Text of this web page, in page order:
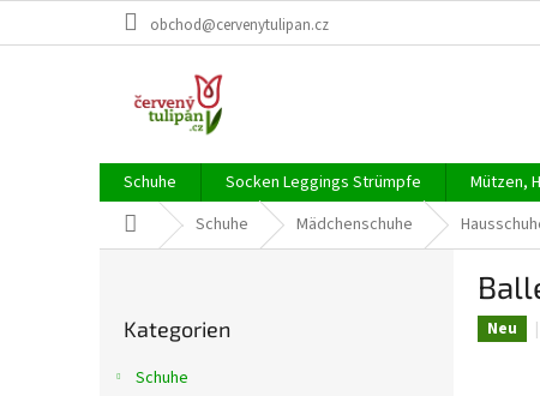
obchod@cervenytulipan.cz
Schuhe Socken Leggings Strümpfe Mützen,
StartseiteSchuhe Mädchenschuhe
überspringen
Kategorien
Schuhe
Neu